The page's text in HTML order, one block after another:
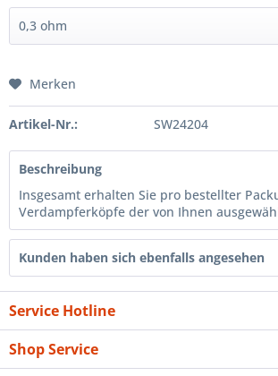
Merken
Artikel-Nr.: SW24204
Beschreibung
Insgesamt erhalten Sie pro bestellter
Verdampferköpfe der von Ihnen
Kunden haben sich ebenfalls angesehen
Service Hotline
Shop Service